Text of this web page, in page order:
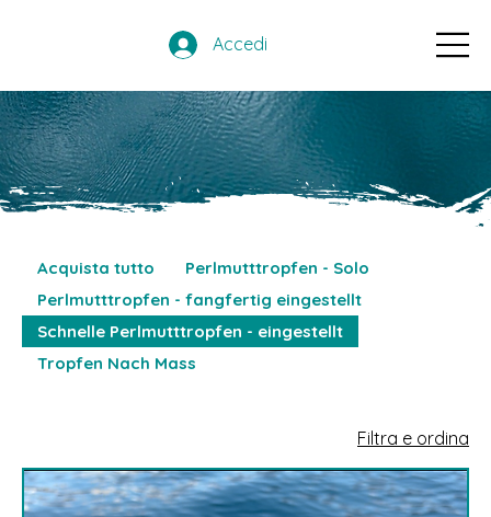
Accedi
Acquista tutto
Perlmutttropfen - Solo
Perlmutttropfen - fangfertig eingestellt
Schnelle Perlmutttropfen - eingestellt
Tropfen Nach Mass
Filtra e ordina